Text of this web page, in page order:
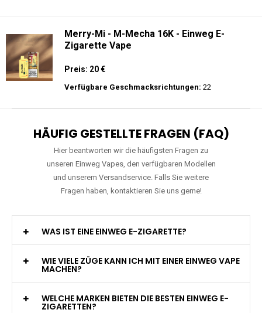
Merry-Mi - M-Mecha 16K - Einweg E-
Zigarette Vape
Preis: 20 €
Verfügbare Geschmacksrichtungen: 22
HÄUFIG GESTELLTE FRAGEN (FAQ)
Hier beantworten wir die häufigsten Fragen zu
unseren Einweg Vapes, den verfügbaren Modellen
und unserem Versandservice. Falls Sie weitere
Fragen haben, kontaktieren Sie uns gerne!
WAS IST EINE EINWEG E-ZIGARETTE?
WIE VIELE ZÜGE KANN ICH MIT EINER EINWEG VAPE
MACHEN?
WELCHE MARKEN BIETEN DIE BESTEN EINWEG E-
ZIGARETTEN?